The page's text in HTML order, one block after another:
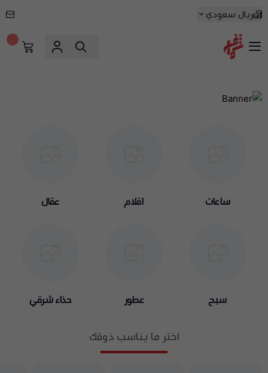
ريال سعودي
شماغ شوب | أفضل متجر شماغ
ساعات اقلام عقال
سبح عطور حذاء شرقي
اختر ما يناسب ذوقك